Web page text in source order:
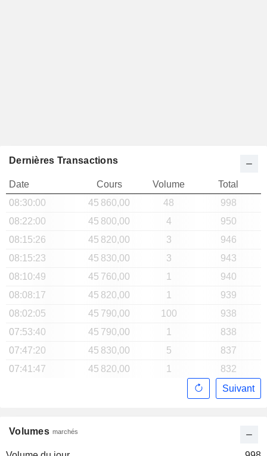
Volumes marchés
Dernières Transactions
Date Cours Volume
Total
08:30:00
45 860,00 48
998
08:22:00
45 800,00 4
950
08:15:26
45 820,00 3
946
08:15:23
45 830,00 3
943
08:10:49
45 760,00 1
940
08:08:17
45 820,00 1
939
08:02:05
45 790,00 100
938
07:53:40
45 790,00 1
838
07:47:20
45 830,00 5
837
07:41:47
45 820,00 1
832
Suivant